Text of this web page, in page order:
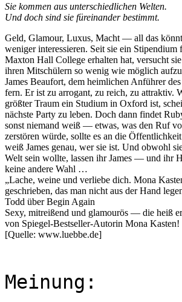
Sie kommen aus unterschiedlichen Welten.
Und doch sind sie füreinander bestimmt.
Geld, Glamour, Luxus, Macht — all das
weniger interessieren. Seit sie ein Stipendium
Maxton Hall College erhalten hat, versucht
ihren Mitschülern so wenig wie möglich
James Beaufort, dem heimlichen Anführer
fern. Er ist zu arrogant, zu reich, zu attraktiv.
größter Traum ein Studium in Oxford ist,
nächste Party zu leben. Doch dann findet
sonst niemand weiß — etwas, was den Ruf
zerstören würde, sollte es an die
weiß James genau, wer sie ist. Und obwohl
Welt sein wollte, lassen ihr James — und ihr
keine andere Wahl …
„Lache, weine und verliebe dich. Mona
geschrieben, das man nicht aus der Hand
Todd über Begin Again
Sexy, mitreißend und glamourös — die heiß
von Spiegel-Bestseller-Autorin Mona Kasten!
[Quelle: www.luebbe.de]
Meinung: